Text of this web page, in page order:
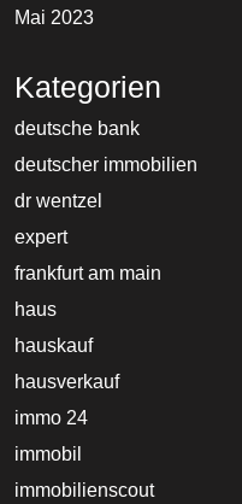
Mai 2023
Kategorien
deutsche bank
deutscher immobilien
dr wentzel
expert
frankfurt am main
haus
hauskauf
hausverkauf
immo 24
immobil
immobilienscout